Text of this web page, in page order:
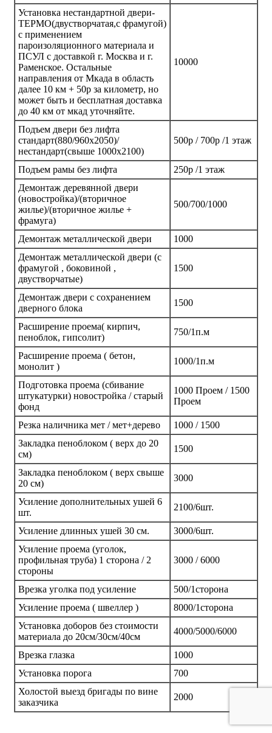
Установка нестандартной двери-
ТЕРМО(двустворчатая,с фрамугой)
с применением
пароизоляционного материала и
ПСУЛ с доставкой г. Москва и г.
Раменское. Остальные
направления от Мкада в область
далее 10 км + 50р за километр, но
может быть и бесплатная доставка
до 40 км от мкад уточняйте.
10000
Подъем двери без лифта
стандарт(880/960х2050)/
нестандарт(свыше 1000х2100)
500р / 700р /1 этаж
Подъем рамы без лифта
250р /1 этаж
Демонтаж деревянной двери
(новостройка)/(вторичное
жилье)/(вторичное жилье +
фрамуга)
500/700/1000
Демонтаж металлической двери
1000
Демонтаж металлической двери (с
фрамугой , боковиной ,
двустворчатые)
1500
Демонтаж двери с сохранением
дверного блока
1500
Расширение проема( кирпич,
пеноблок, гипсолит)
750/1п.м
Расширение проема ( бетон,
монолит )
1000/1п.м
Подготовка проема (сбивание
штукатурки) новостройка / старый
фонд
1000 Проем / 1500
Проем
Резка наличника мет / мет+дерево
1000 / 1500
Закладка пеноблоком ( верх до 20
см)
1500
Закладка пеноблоком ( верх свыше
20 см)
3000
Усиление дополнительных ушей 6
шт.
2100/6шт.
Усиление длинных ушей 30 см.
3000/6шт.
Усиление проема (уголок,
профильная труба) 1 сторона / 2
стороны
3000 / 6000
Врезка уголка под усиление
500/1сторона
Усиление проема ( швеллер )
8000/1сторона
Установка доборов без стоимости
материала до 20см/30см/40см
4000/5000/6000
Врезка глазка
1000
Установка порога
700
Холостой выезд бригады по вине
заказчика
2000